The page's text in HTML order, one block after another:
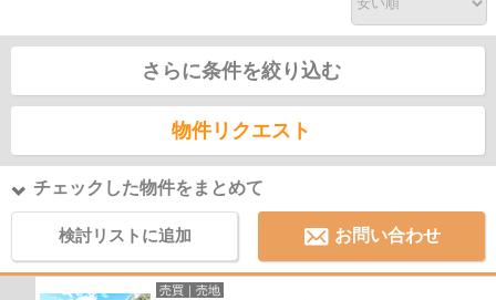
さらに条件を絞り込む
物件リクエスト
チェックした物件をまとめて
検討リストに追加 お問い合わせ
売買｜売地